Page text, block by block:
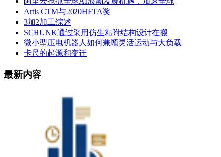
Artis CTM与2020HFTA奖
3加2加工综述
SCHUNK通过采用仿生粘附结构设计在搬
微小型压电机器人如何兼顾灵活运动与大负载
卡尺的起源和变迁
最新内容